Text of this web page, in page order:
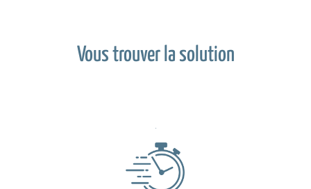
Vous trouver la solution